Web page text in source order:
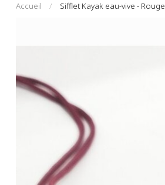
Accueil / Sifflet Kayak eau-vive - Rouge